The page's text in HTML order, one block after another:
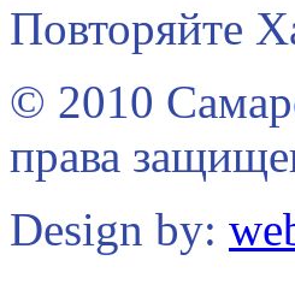
Повторяйте
© 2010
права
Design by: